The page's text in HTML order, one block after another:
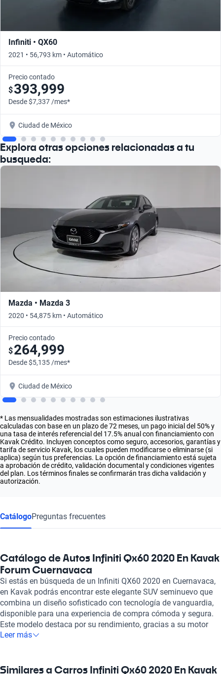
Infiniti • QX60
2021 • 56,793 km • Automático
Precio contado
$393,999
Desde $7,337 /mes*
Ciudad de México
Explora otras opciones relacionadas a tu
busqueda:
Mazda • Mazda 3
2020 • 54,875 km • Automático
Precio contado
$264,999
Desde $5,135 /mes*
Ciudad de México
* Las mensualidades mostradas son estimaciones ilustrativas
calculadas con base en un plazo de 72 meses, un pago inicial del 50% y
una tasa de interés referencial del 17.5% anual con financiamiento con
Kavak Crédito. Incluyen conceptos como seguro, accesorios, garantías y
tarifa de servicio Kavak, los cuales pueden modificarse o eliminarse (si
aplica) según tus preferencias. La opción de financiamiento está sujeta
a aprobación de crédito, validación documental y condiciones vigentes
del plan. Los términos finales se confirmarán tras dicha validación y
autorización.
CatálogoPreguntas frecuentes
Catálogo de Autos Infiniti Qx60 2020 En Kavak
Forum Cuernavaca
Si estás en búsqueda de un Infiniti QX60 2020 en Cuernavaca,
en Kavak podrás encontrar este elegante SUV seminuevo que
combina un diseño sofisticado con tecnología de vanguardia,
disponible para una experiencia de compra cómoda y segura.
Este modelo destaca por su rendimiento, gracias a su motor
híbrido y de combustión, que ofrece entre 250 y 265 caballos
como el cuero en su interior, cada viaje en el QX60 es un deleite
Leer más
Similares a Carros Infiniti Qx60 2020 En Kavak